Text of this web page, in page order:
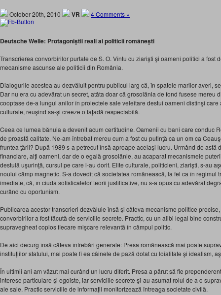
October 20th, 2010 VR 4 Comments »
Deutsche Welle: Protagoniştii reali ai politicii româneşti
Transcrierea convorbirilor purtate de S. O. Vîntu cu ziarişti şi oameni politici a fost
mecanisme ascunse ale politicii din România.
Dialogurile acestea au dezvăluit pentru publicul larg că, în spatele marilor averi,
Dar nu era cu adevărat un secret, atâta doar că grosolănia de fond fusese mereu
cooptase de-a lungul anilor în proiectele sale veleitare destui oameni distinşi care
culturale, reuşind sa-şi creeze o faţadă respectabilă.
Ceea ce lumea bănuia a devenit acum certitudine. Oamenii cu bani care conduc
de proastă calitate. Ne-am întrebat mereu cum a fost cu putinţă ca un om ca
fruntea ţării? După 1989 s-a petrecut însă aproape acelaşi lucru. Urmând de astă
financiare, alţi oameni, dar de o egală grosolănie, au acaparat mecanismele
destulă uşurinţă, cursul pe care l-au dorit. Elite culturale, politicieni, ziarişti, s-au
noului câmp magnetic. S-a dovedit că societatea românească, la fel ca în regimul
imediate, că, în ciuda sofisticatelor teorii justificative, nu s-a opus cu adevărat
curând cu oportunism.
Publicarea acestor transcrieri dezvăluie însă şi câteva mecanisme politice
convorbirilor a fost făcută de serviciile secrete. Practic, cu un alibi legal bine
supravegheat copios fiecare mişcare relevantă în câmpul politic.
De aici decurg însă câteva întrebări generale: Presa românească mai poate
instituţiilor statului, mai poate fi ea câinele de pază dotat cu loialitate şi idealism,
În ultimii ani am văzut mai curând un lucru diferit. Presa a părut să fie
interese particulare şi egoiste, iar serviciile secrete şi-au asumat rolul de a o
ale sale. Practic serviciile de informaţii monitorizează întreaga societate civilă.